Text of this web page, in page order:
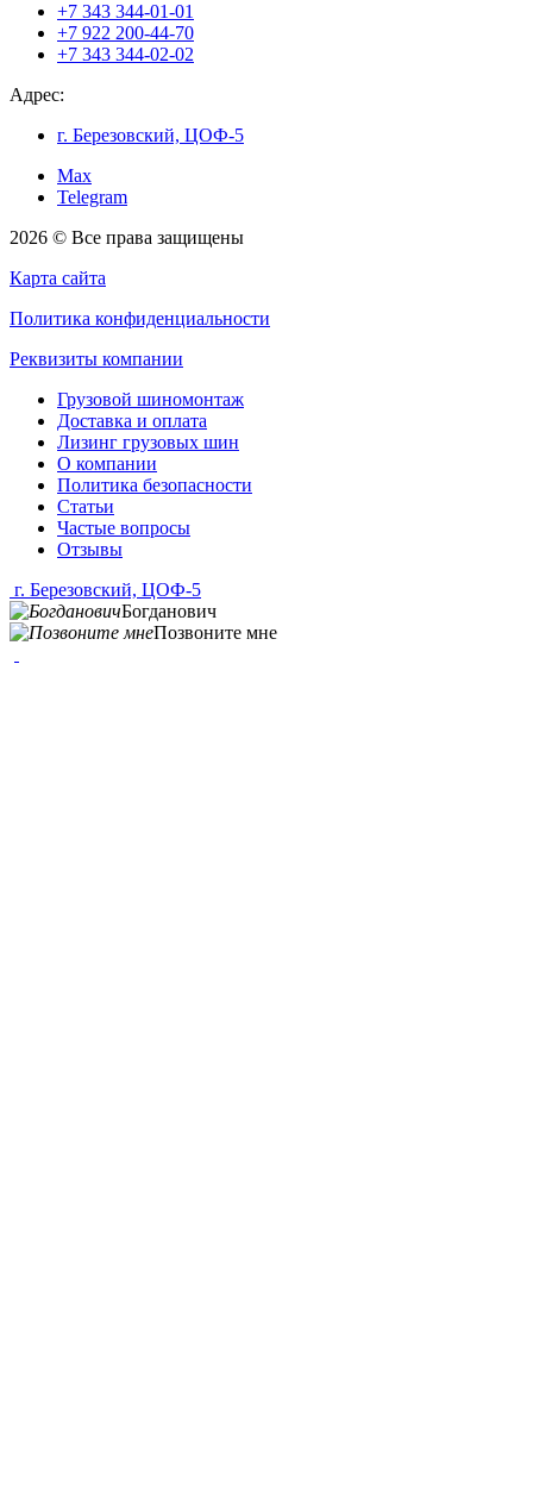
+7 343 344-01-01
+7 922 200-44-70
+7 343 344-02-02
Адрес:
г. Березовский, ЦОФ-5
Max
Telegram
2026 © Все права защищены
Карта сайта
Политика конфиденциальности
Реквизиты компании
Грузовой шиномонтаж
Доставка и оплата
Лизинг грузовых шин
О компании
Политика безопасности
Статьи
Частые вопросы
Отзывы
г. Березовский, ЦОФ-5
Богданович
Позвоните мне